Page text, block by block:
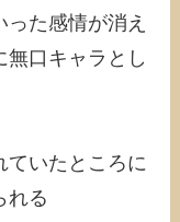
た感情が消え
無口キャラとし
ていたところに
れる